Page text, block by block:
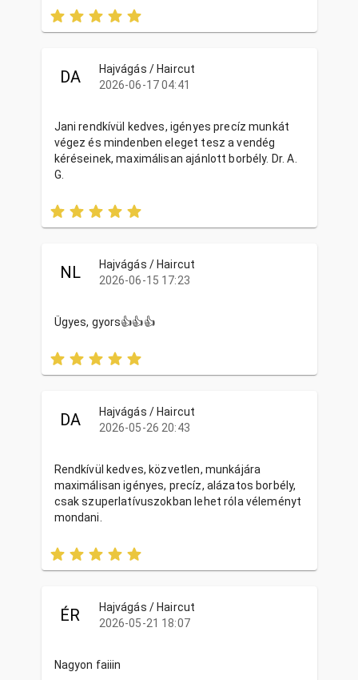
DA
Hajvágás / Haircut
2026-06-17 04:41
Jani rendkívül kedves, igényes precíz munkát
végez és mindenben eleget tesz a vendég
kéréseinek, maximálisan ajánlott borbély. Dr. A.
G.
NL
Hajvágás / Haircut
2026-06-15 17:23
Ügyes, gyors👍👍👍
DA
Hajvágás / Haircut
2026-05-26 20:43
Rendkívül kedves, közvetlen, munkájára
maximálisan igényes, precíz, alázatos borbély,
csak szuperlatívuszokban lehet róla véleményt
mondani.
ÉR
Hajvágás / Haircut
2026-05-21 18:07
Nagyon faiiin